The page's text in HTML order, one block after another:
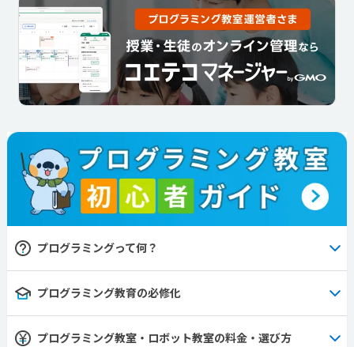
プログラミングって何？
プログラミング教育の必修化
プログラミング教室・ロボット教室の料金・選び方